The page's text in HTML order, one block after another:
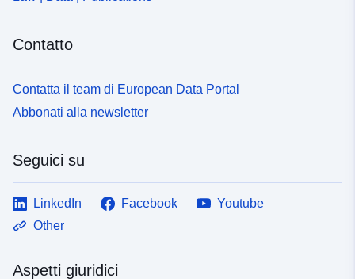
Contatto
Contatta il team di European Data Portal
Abbonati alla newsletter
Seguici su
LinkedIn Facebook
Youtube
Other
Aspetti giuridici